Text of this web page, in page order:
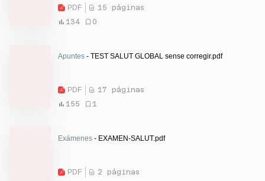
PDF
15 páginas
134
0
Apuntes - TEST SALUT GLOBAL sense corregir.pdf
PDF
17 páginas
155
1
Exámenes - EXAMEN-SALUT.pdf
PDF
2 páginas